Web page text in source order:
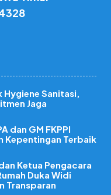
Hygiene Sanitasi,
Jaga
dan GM FKPPI
Kepentingan Terbaik
Ketua Pengacara
Duka Widi
Transparan